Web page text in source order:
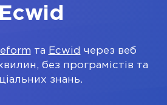
Ecwid
та Ecwid через веб
без програмістів та
знань.